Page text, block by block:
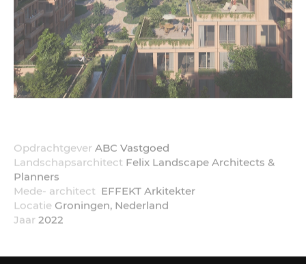
Opdrachtgever ABC Vastgoed
Landschapsarchitect Felix Landscape Architects &
Planners
Mede- architect EFFEKT Arkitekter
Locatie Groningen, Nederland
Jaar 2022